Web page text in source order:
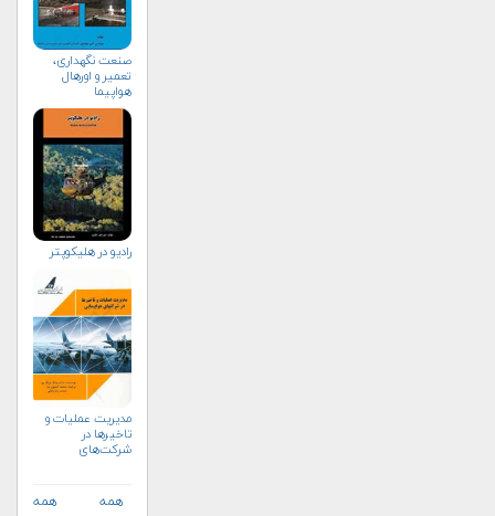
صنعت نگهداری،
تعمیر و اورهال
هواپیما
راديو در هليكوپتر
مدیریت عملیات و
تاخیرها در
شرکت‌های
همه
همه